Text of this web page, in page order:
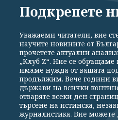
СПОРТ КУЛТУРА
Общи условия
Реклама
Партньори
Екип
Подкрепете
Уважаеми читатели, вие
научите новините от
прочетете актуални
„Клуб Z“. Ние се обръщаме
имаме нужда от вашата
продължим. Вече години
държави на всички
отваряте всеки ден
търсене на истинска,
журналистика. Вие можете